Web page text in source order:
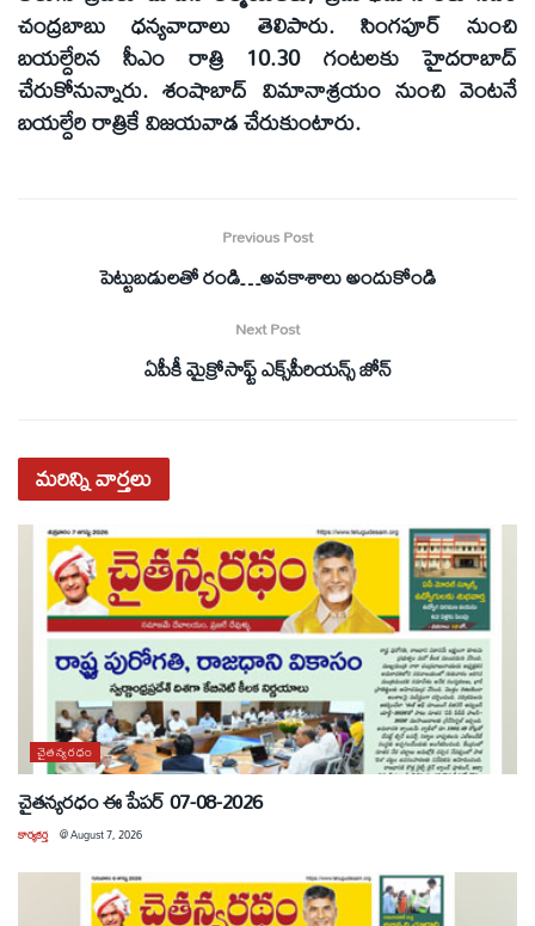
చంద్రబాబు ధన్యవాదాలు తెలిపారు. సింగపూర్‌ నుంచి
బయల్దేరిన సీఎం రాత్రి 10.30 గంటలకు హైదరాబాద్‌
చేరుకోనున్నారు. శంషాబాద్‌ విమానాశ్రయం నుంచి వెంటనే
బయల్దేరి రాత్రికే విజయవాడ చేరుకుంటారు.
Previous Post
పెట్టుబడులతో రండి…అవకాశాలు అందుకోండి
Next Post
ఏపీకీ మైక్రోసాఫ్ట్‌ ఎక్స్‌పీరియన్స్‌ జోన్‌
మరిన్నివార్తలు
చైతన్యరధం
చైతన్యరధం ఈ పేపర్ 07-08-2026
కార్యకర్త @August 7, 2026